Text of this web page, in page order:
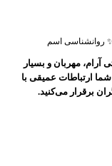
روانشناسی اسم
آرام، مهربان و بسیار
ارتباطات عمیقی با
برقرار می‌کنید.